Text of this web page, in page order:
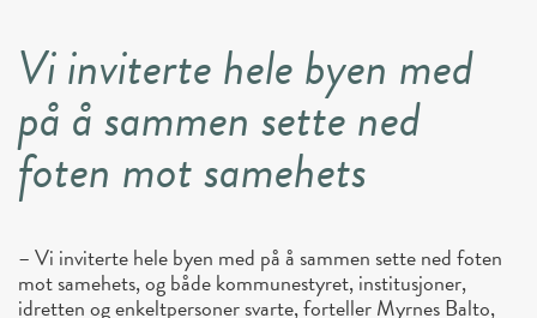
Vi inviterte hele byen med
på å sammen sette ned
foten mot samehets
– Vi inviterte hele byen med på å sammen sette ned foten
mot samehets, og både kommunestyret, institusjoner,
idretten og enkeltpersoner svarte, forteller Myrnes Balto,